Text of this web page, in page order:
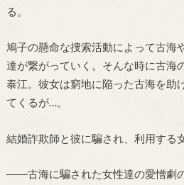
る。
鳩子の懸命な捜索活動によって古海
達が繋がっていく。そんな時に古海
泰江。彼女は窮地に陥った古海を助
てくるが…。
結婚詐欺師と彼に騙され、利用する
――古海に騙された女性達の愛憎劇